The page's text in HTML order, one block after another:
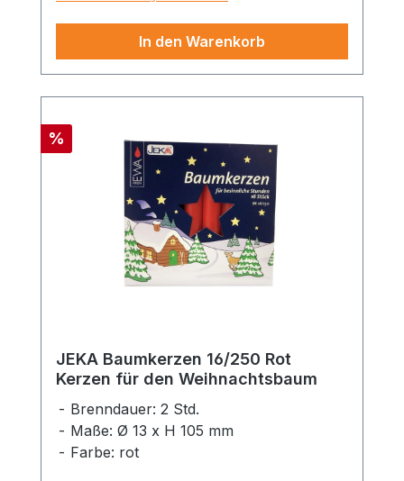
In den Warenkorb
Rabatt
%
JEKA Baumkerzen 16/250 Rot
Kerzen für den Weihnachtsbaum
Brenndauer: 2 Std.
Maße: Ø 13 x H 105 mm
Farbe: rot